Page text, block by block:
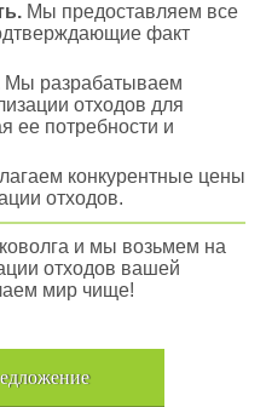
Мы предоставляем все
факт
Мы разрабатываем
отходов для
ее потребности и
конкурентные цены
отходов.
и мы возьмем на
отходов вашей
мир чище!